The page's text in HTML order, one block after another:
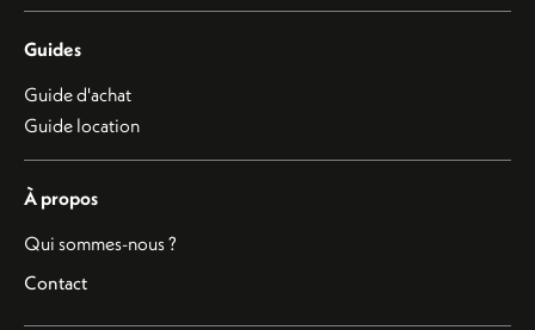
Guides
Guide d'achat
Guide location
À propos
Qui sommes-nous ?
Contact